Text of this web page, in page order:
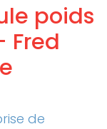
poids
Fred
de